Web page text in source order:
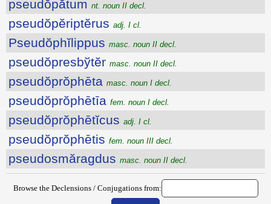
pseudŏpătum nt. noun II decl.
pseudŏpĕriptĕrus adj. I cl.
Pseudŏphĭlippus masc. noun II decl.
pseudŏpresbўtĕr masc. noun II decl.
pseudŏprŏphēta masc. noun I decl.
pseudŏprŏphētīa fem. noun I decl.
pseudŏprŏphētĭcus adj. I cl.
pseudŏprŏphētis fem. noun III decl.
pseudosmăragdus masc. noun II decl.
Browse the Declensions / Conjugations from: